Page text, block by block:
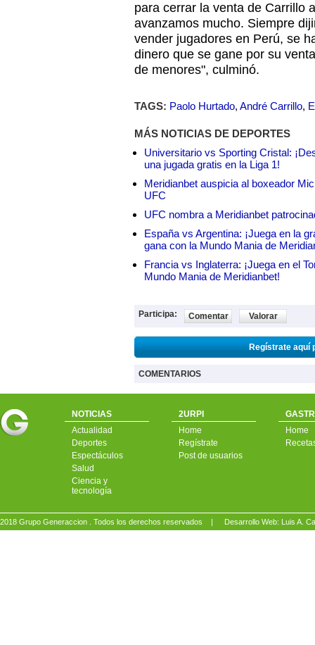
para cerrar la venta de Carrillo
avanzamos mucho. Siempre
vender jugadores en Perú, se
dinero que se gane por su
de menores", culminó.
TAGS: Paolo Hurtado, André Carrillo,
MÁS NOTICIAS DE DEPORTES
Universitario vs Sporting Cristal:
una jugada gratis en la Liga 1!
Meridianbet auspicia al boxeador
UFC
UFC nombra a Meridianbet
España vs Argentina: ¡Juega en la
gana con la Mundo Mania de
Francia vs Inglaterra: ¡Juega en el
Mundo Mania de Meridianbet!
Participa: Comentar Valorar
Regístrate aquí
COMENTARIOS
NOTICIAS
Actualidad
Deportes
Espectáculos
Salud
Ciencia y
tecnología
2URPI
Home
Regístrate
Post de usuarios
Home
2018 Grupo Generaccion . Todos los derechos reservados | Desarrollo Web: Luis